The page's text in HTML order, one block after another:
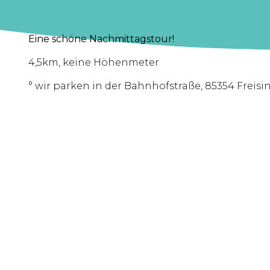
Eine schöne Nachmittagstour!
4,5km, keine Höhenmeter
° wir parken in der Bahnhofstraße, 85354